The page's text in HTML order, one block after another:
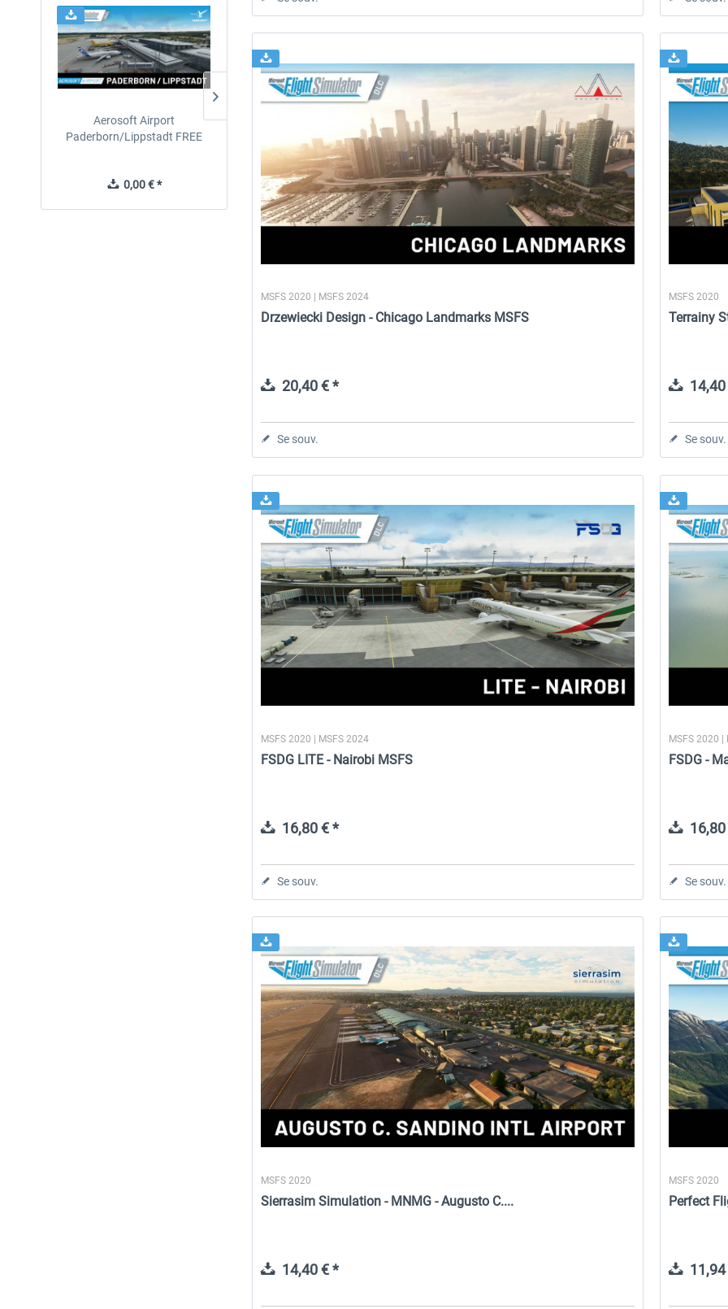
Aerosoft Airport
Paderborn/Lippstadt FREE
0,00 € *
24h FREE
24h Free Trial
0,00 € *
EmergencyDispatcherPro
35,99 € *
Aerosoft Toolbar Pushback
Pro
10,03 € *
MSFS 2020 | MSFS 2024
Drzewiecki Design - Chicago Landmarks MSFS
20,40 € *
Se souv.
MSFS 2020
Terrainy
Se souv.
MSFS 2020 | MSFS 2024
FSDG LITE - Nairobi MSFS
16,80 € *
Se souv.
MSFS 2020 |
FSDG -
Se souv.
MSFS 2020
Sierrasim Simulation - MNMG - Augusto C....
14,40 € *
MSFS 2020
Perfect